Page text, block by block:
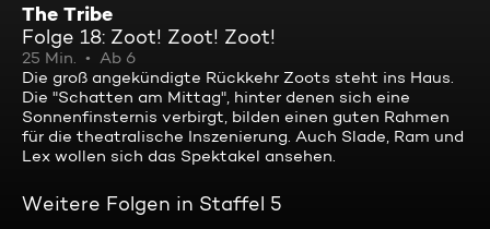
The Tribe
Folge 18: Zoot! Zoot! Zoot!
25 Min.
Ab 6
Die groß angekündigte Rückkehr Zoots steht ins Haus.
Die "Schatten am Mittag", hinter denen sich eine
Sonnenfinsternis verbirgt, bilden einen guten Rahmen
für die theatralische Inszenierung. Auch Slade, Ram und
Lex wollen sich das Spektakel ansehen.
Weitere Folgen in Staffel 5